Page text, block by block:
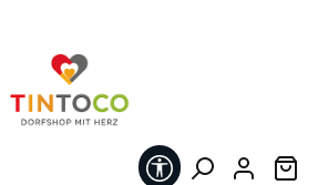
Werkzeugleiste